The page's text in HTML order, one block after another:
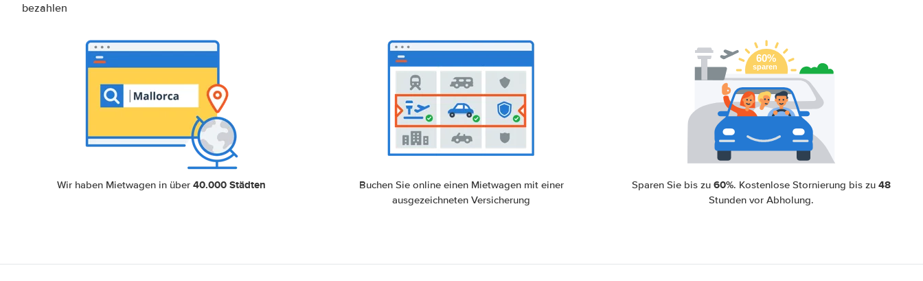
bezahlen
Wir haben Mietwagen in über40.000 Städten
Buchen Sie online einen Mietwagen mit einer
ausgezeichneten Versicherung
Sparen Sie bis zu60%. Kostenlose Stornierung bis zu48
Stunden vor Abholung.